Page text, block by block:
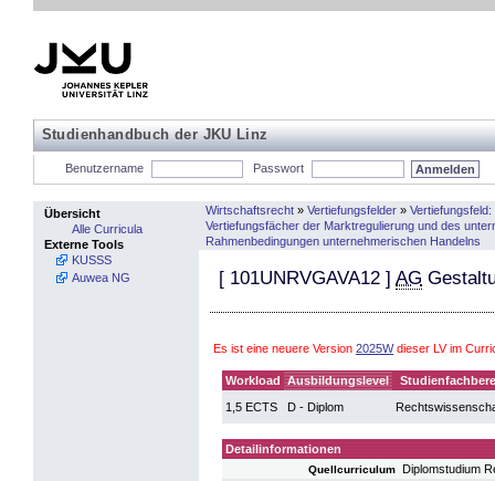
Studienhandbuch der JKU Linz
Benutzername Passwort
Übersicht
Alle Curricula
Externe Tools
KUSSS
Auwea NG
Wirtschaftsrecht » Vertiefungsfelder »
Vertiefungsfächer der Marktregulierung und des
Rahmenbedingungen unternehmerischen Handelns
[ 101UNRVGAVA12 ] AG
Es ist eine neuere Version 2025Wdieser LV im
Workload Ausbildungslevel
1,5 ECTS
D - Diplom
Detailinformationen
Quellcurriculum Diplomstudium